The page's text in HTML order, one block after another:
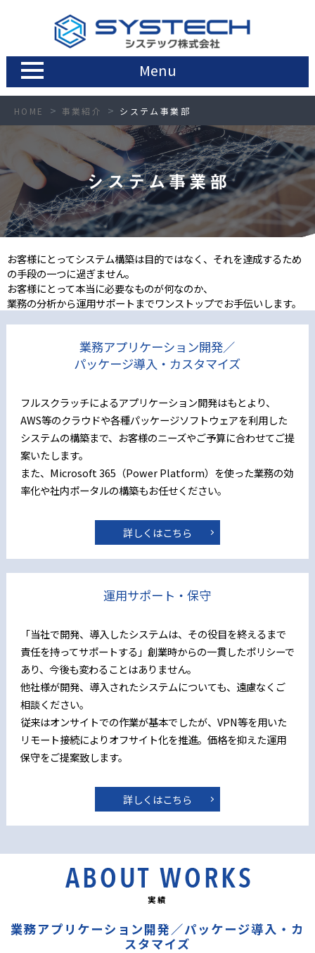
Menu
HOME 事業紹介 システム事業部
お客様にとってシステム構築は目的ではなく、それを達成するため
の手段の一つに過ぎません。
お客様にとって本当に必要なものが何なのか、
業務の分析から運用サポートまでワンストップでお手伝いします。
業務アプリケーション開発／
パッケージ導入・カスタマイズ
フルスクラッチによるアプリケーション開発はもとより、
AWS等のクラウドや各種パッケージソフトウェアを利用した
システムの構築まで、お客様のニーズやご予算に合わせてご提
案いたします。
また、Microsoft 365（Power Platform）を使った業務の効
率化や社内ポータルの構築もお任せください。
詳しくはこちら
運用サポート・保守
「当社で開発、導入したシステムは、その役目を終えるまで
責任を持ってサポートする」創業時からの一貫したポリシーで
あり、今後も変わることはありません。
他社様が開発、導入されたシステムについても、遠慮なくご
相談ください。
従来はオンサイトでの作業が基本でしたが、VPN等を用いた
リモート接続によりオフサイト化を推進。価格を抑えた運用
保守をご提案致します。
詳しくはこちら
実績
業務アプリケーション開発／パッケージ導入・カ
スタマイズ